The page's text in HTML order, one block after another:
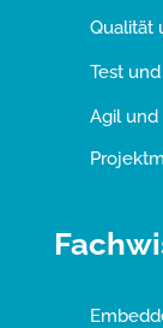
Qualität
Test
Agil und